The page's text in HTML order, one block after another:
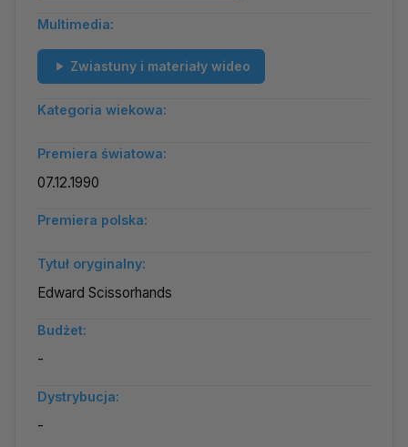
Multimedia:
Zwiastuny i materiały wideo
Kategoria wiekowa:
Premiera światowa:
07.12.1990
Premiera polska:
Tytuł oryginalny:
Edward Scissorhands
Budżet:
-
Dystrybucja:
-